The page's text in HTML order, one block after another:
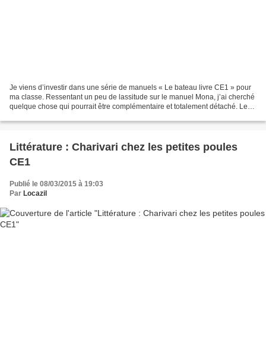
Je viens d’investir dans une série de manuels « Le bateau livre CE1 » pour
ma classe. Ressentant un peu de lassitude sur le manuel Mona, j’ai cherché
quelque chose qui pourrait être complémentaire et totalement détaché. Le
Littérature : Charivari chez les petites poules
CE1
Publié le 08/03/2015 à 19:03
Par Locazil